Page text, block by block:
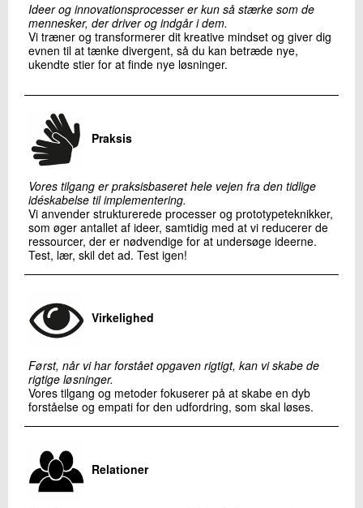
Ideer og innovationsprocesser er kun så stærke som de
mennesker, der driver og indgår i dem.
Vi træner og transformerer dit kreative mindset og giver dig
evnen til at tænke divergent, så du kan betræde nye,
ukendte stier for at finde nye løsninger.
Praksis
Vores tilgang er praksisbaseret hele vejen fra den tidlige
idéskabelse til implementering.
Vi anvender strukturerede processer og prototypeteknikker,
som øger antallet af ideer, samtidig med at vi reducerer de
ressourcer, der er nødvendige for at undersøge ideerne.
Test, lær, skil det ad. Test igen!
Virkelighed
Først, når vi har forstået opgaven rigtigt, kan vi skabe de
rigtige løsninger.
Vores tilgang og metoder fokuserer på at skabe en dyb
forståelse og empati for den udfordring, som skal løses.
Relationer